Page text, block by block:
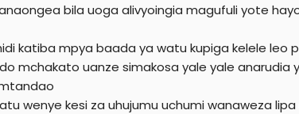
bila uoga alivyoingia magufuli yote
katiba mpya baada ya watu kupiga kelele leo
mchakato uanze simakosa yale yale anarudia
wenye kesi za uhujumu uchumi wanaweza